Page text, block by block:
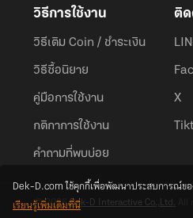
วิธีการใช้งาน
วิธีเติม Coin / ชำระเงิน
วิธีซื้อนิยาย
คู่มือการใช้งาน
กติกาการใช้งาน
คำถามที่พบบ่อย
ติด
X
© 2026Dek-D Interactive Co.,Ltd.
Dek-D.com ใช้คุกกี้เพื่อพัฒนาประสบการณ์ขอ
เรียนรู้เพิ่มเติมที่นี่